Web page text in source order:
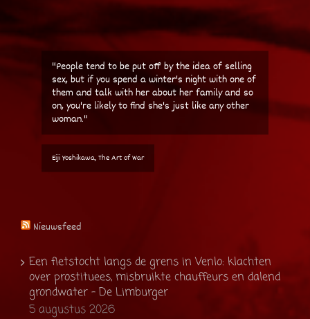
"People tend to be put off by the idea of selling
sex, but if you spend a winter's night with one of
them and talk with her about her family and so
on, you're likely to find she's just like any other
woman."
Eiji Yoshikawa, The Art of War
Nieuwsfeed
Een fietstocht langs de grens in Venlo: klachten
over prostituees, misbruikte chauffeurs en dalend
grondwater - De Limburger
5 augustus 2026